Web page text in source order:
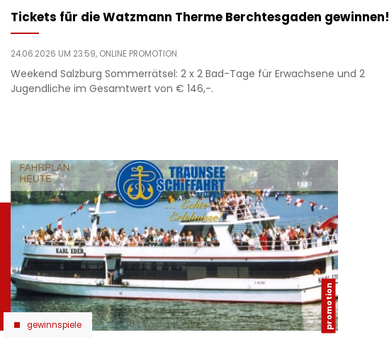
Tickets für die Watzmann Therme Berchtesgaden gewinnen!
24.06.2026 UM 23:59, ONLINE PROMOTION
Weekend Salzburg Sommerrätsel: 2 x 2 Bad-Tage für Erwachsene und 2
Jugendliche im Gesamtwert von € 146,-.
gewinnspiele